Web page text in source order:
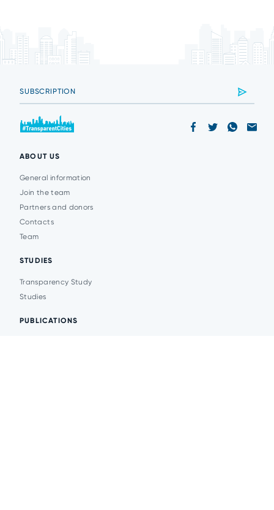
ABOUT US
General information
Join the team
Partners and donors
Contacts
Team
STUDIES
Transparency Study
Studies
PUBLICATIONS